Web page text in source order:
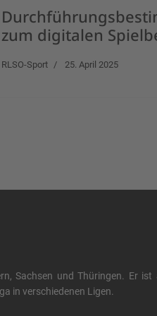
zum digitalen
RLSO-Sport 25. April 2025
Sachsen und Thüringen. Er ist
in verschiedenen Ligen.